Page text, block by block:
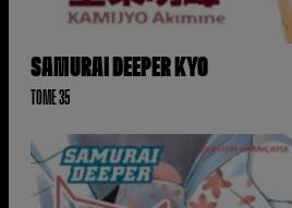
SAMURAI DEEPER KYO
TOME 35